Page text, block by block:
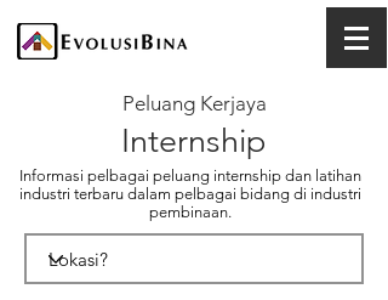
Peluang Kerjaya
Internship
Informasi pelbagai peluang internship dan latihan
industri terbaru dalam pelbagai bidang di industri
pembinaan.